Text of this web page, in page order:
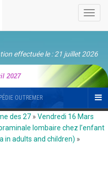
effectuée le : 21 juillet 2026
2027
OUTREMER
des 27 » Vendredi 16 Mars
lombaire chez l’enfant
in adults and children) »